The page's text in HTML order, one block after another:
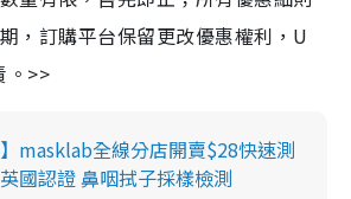
，訂購平台保留更改優惠權利，U
。>>
】masklab全線分店開賣$28快速測
國認證 鼻咽拭子採樣檢測